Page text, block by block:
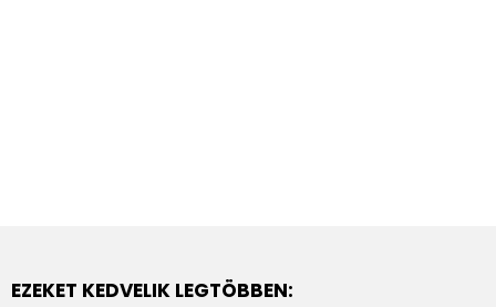
EZEKET KEDVELIK LEGTÖBBEN: